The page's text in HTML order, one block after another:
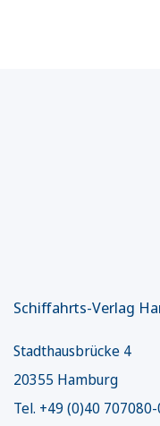
Schiffahrts-Verlag
Stadthausbrücke 4
20355 Hamburg
Tel. +49 (0)40 707080-